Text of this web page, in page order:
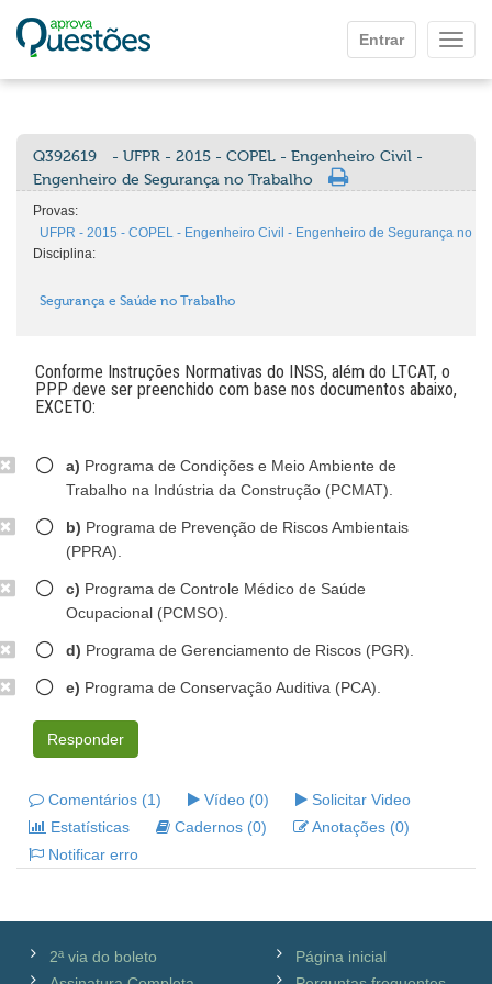
Entrar
Q392619
- UFPR - 2015 - COPEL - Engenheiro Civil -
Engenheiro de Segurança no Trabalho
Provas:
UFPR - 2015 - COPEL - Engenheiro Civil - Engenheiro de Segurança no
Disciplina:
Segurança e Saúde no Trabalho
Conforme Instruções Normativas do INSS, além do LTCAT, o
PPP deve ser preenchido com base nos documentos abaixo,
EXCETO:
a) Programa de Condições e Meio Ambiente de
Trabalho na Indústria da Construção (PCMAT).
b) Programa de Prevenção de Riscos Ambientais
(PPRA).
c) Programa de Controle Médico de Saúde
Ocupacional (PCMSO).
d) Programa de Gerenciamento de Riscos (PGR).
e) Programa de Conservação Auditiva (PCA).
Responder
Comentários (1) Vídeo (0)
Solicitar Video
Estatísticas
Cadernos (0)
Anotações (0)
Notificar erro
2ª via do boleto
Página inicial